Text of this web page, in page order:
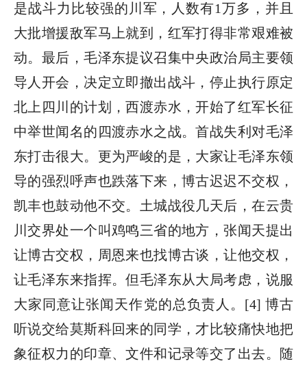
是战斗力比较强的川军，人数有1万多，并且
大批增援敌军马上就到，红军打得非常艰难被
动。最后，毛泽东提议召集中央政治局主要领
导人开会，决定立即撤出战斗，停止执行原定
北上四川的计划，西渡赤水，开始了红军长征
中举世闻名的四渡赤水之战。首战失利对毛泽
东打击很大。更为严峻的是，大家让毛泽东领
导的强烈呼声也跌落下来，博古迟迟不交权，
凯丰也鼓动他不交。土城战役几天后，在云贵
川交界处一个叫鸡鸣三省的地方，张闻天提出
让博古交权，周恩来也找博古谈，让他交权，
让毛泽东来指挥。但毛泽东从大局考虑，说服
大家同意让张闻天作党的总负责人。[4] 博古
听说交给莫斯科回来的同学，才比较痛快地把
象征权力的印章、文件和记录等交了出去。随